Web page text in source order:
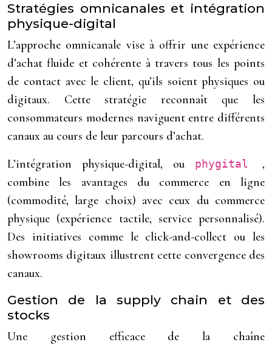
Stratégies omnicanales et intégration
physique-digital
L’approche omnicanale vise à offrir une expérience
d’achat fluide et cohérente à travers tous les points
de contact avec le client, qu’ils soient physiques ou
digitaux. Cette stratégie reconnaît que les
consommateurs modernes naviguent entre différents
canaux au cours de leur parcours d’achat.
L’intégration physique-digital, ou
phygital ,
combine les avantages du commerce en ligne
(commodité, large choix) avec ceux du commerce
physique (expérience tactile, service personnalisé).
Des initiatives comme le click-and-collect ou les
showrooms digitaux illustrent cette convergence des
canaux.
Gestion de la supply chain et des
stocks
Une gestion efficace de la chaîne